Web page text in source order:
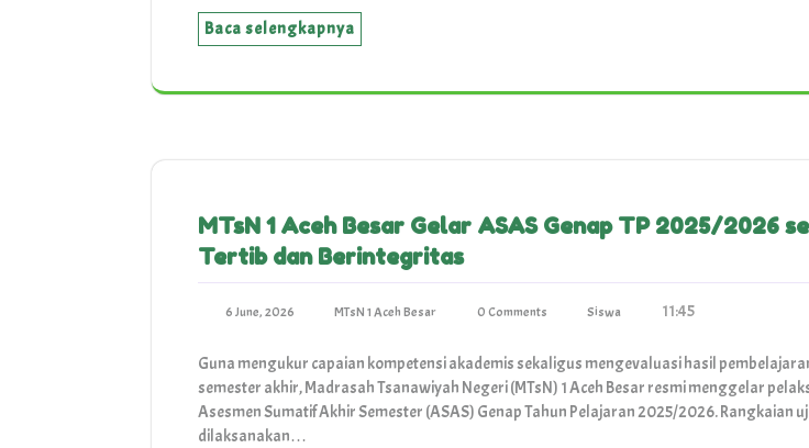
Baca selengkapnya
MTsN 1 Aceh Besar Gelar ASAS Genap TP 2025/2026
Tertib dan Berintegritas
6 June, 2026 MTsN 1 Aceh Besar 0 Comments Siswa 11:45
Guna mengukur capaian kompetensi akademis sekaligus mengevaluasi hasil
semester akhir, Madrasah Tsanawiyah Negeri (MTsN) 1 Aceh Besar resmi menggelar
Asesmen Sumatif Akhir Semester (ASAS) Genap Tahun Pelajaran 2025/2026. Rangkaian
dilaksanakan…